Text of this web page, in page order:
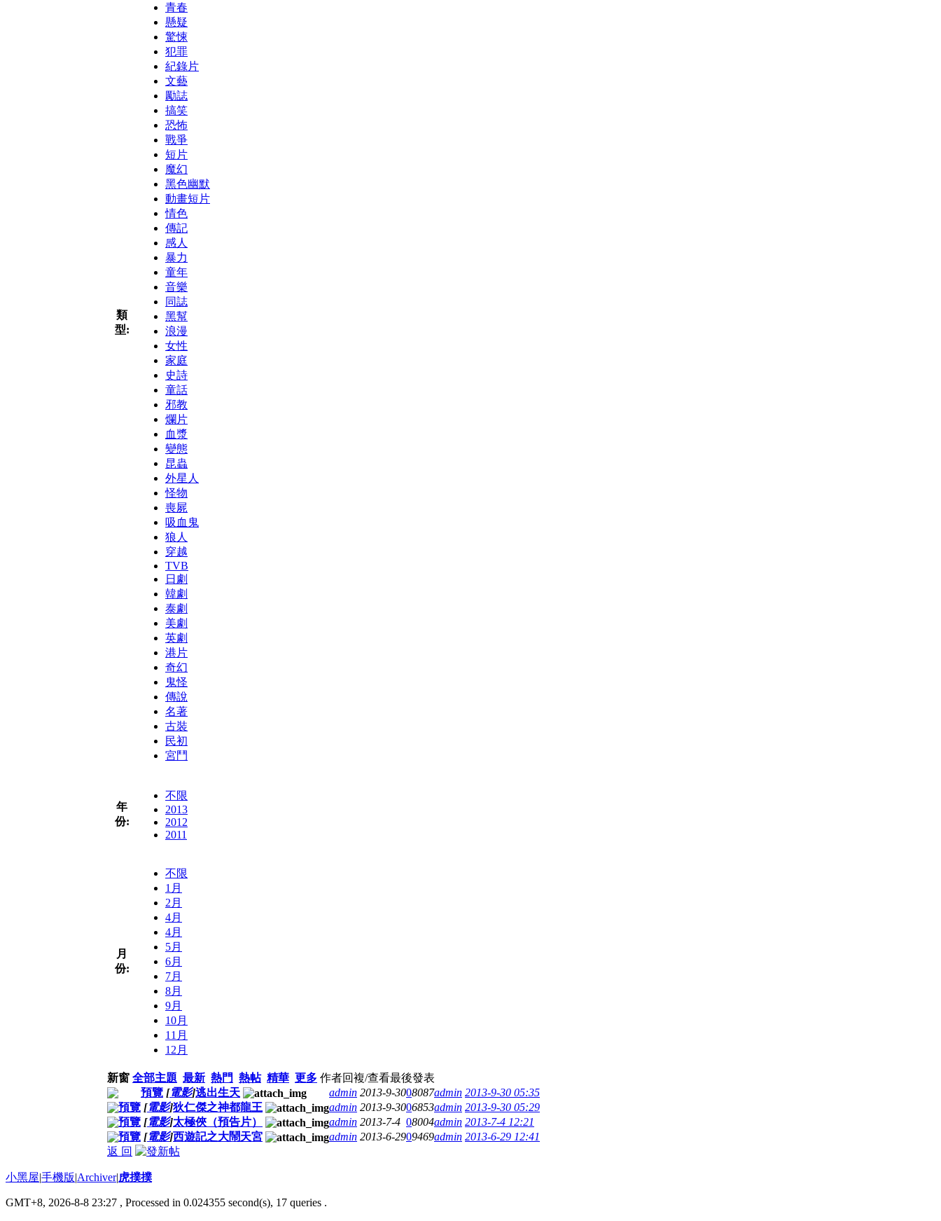
類
型:
青春
懸疑
驚悚
犯罪
紀錄片
文藝
勵誌
搞笑
恐怖
戰爭
短片
魔幻
黑色幽默
動畫短片
情色
傳記
感人
暴力
童年
音樂
同誌
黑幫
浪漫
女性
家庭
史詩
童話
邪教
爛片
血漿
變態
昆蟲
外星人
怪物
喪屍
吸血鬼
狼人
穿越
TVB
日劇
韓劇
泰劇
美劇
英劇
港片
奇幻
鬼怪
傳說
名著
古裝
民初
宮鬥
年
份:
不限
2013
2012
2011
月
份:
不限
1月
2月
4月
4月
5月
6月
7月
8月
9月
10月
11月
12月
新窗 全部主題 最新 熱門 熱帖 精華 更多 作者回複/查看最後發表
預覽 [電影]逃出生天 admin 2013-9-3008087admin 2013-9-30 05:35
預覽 [電影]狄仁傑之神都龍王 admin 2013-9-3006853admin 2013-9-30 05:29
預覽 [電影]太極俠（預告片） admin 2013-7-4 08004admin 2013-7-4 12:21
預覽 [電影]西遊記之大鬧天宮 admin 2013-6-2909469admin 2013-6-29 12:41
返 回
小黑屋|手機版|Archiver|虎撲撲
GMT+8, 2026-8-8 23:27 , Processed in 0.024355 second(s), 17 queries .